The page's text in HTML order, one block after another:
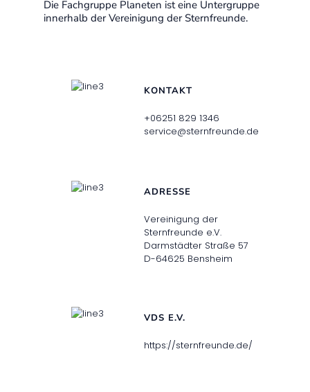
Die Fachgruppe Planeten ist eine Untergruppe
innerhalb der Vereinigung der Sternfreunde.
KONTAKT
+06251 829 1346
service@sternfreunde.de
ADRESSE
Vereinigung der
Sternfreunde e.V.
Darmstädter Straße 57
D-64625 Bensheim
VDS E.V.
https://sternfreunde.de/